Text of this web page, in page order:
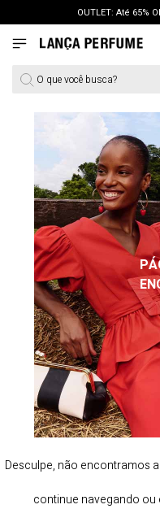
OUTLET: Até 65%
LANÇAMENTO
O que você busca?
Desculpe, não encontramos
continue navegando